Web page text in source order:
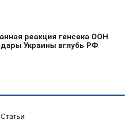
Статьи